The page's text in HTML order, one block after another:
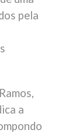
pela
a